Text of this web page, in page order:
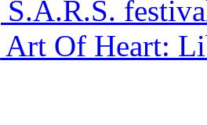
S.A.R.S.
Of Heart: